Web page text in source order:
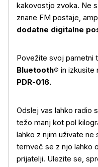
kakovostjo zvoka. Ne
znane FM postaje,
dodatne digitalne
Povežite svoj pametni
Bluetooth® in izkusite
PDR-016.
Odslej vas lahko radio
težo manj kot pol
lahko z njim uživate ne
temveč se z njo lahko
prijatelji. Ulezite se,